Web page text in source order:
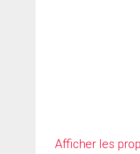
Afficher les